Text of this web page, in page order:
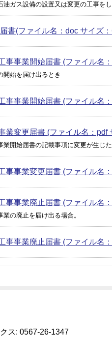
ガス設備の設置又は変更の工事をし
書(ファイル名：doc サイズ
事事業開始届書 (ファイル名
開始を届け出るとき
事事業開始届書 (ファイル名
業変更届書 (ファイル名：pdf
開始届書の記載事項に変更が生じた
事事業変更届書 (ファイル名
事事業廃止届書 (ファイル名
の廃止を届け出る場合。
事事業廃止届書 (ファイル名
ス: 0567-26-1347